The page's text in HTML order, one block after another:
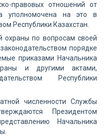
правовых отношений от
уполномочена на это в
Республики Казахстан.
охраны по вопросам своей
порядке
приказами Начальника
и другими актами,
Республики
численности Службы
Президентом
Начальника